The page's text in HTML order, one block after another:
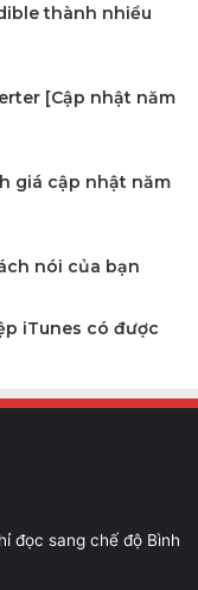
thành nhiều
[Cập nhật năm
giá cập nhật năm
nói của bạn
iTunes có được
đọc sang chế độ Bình